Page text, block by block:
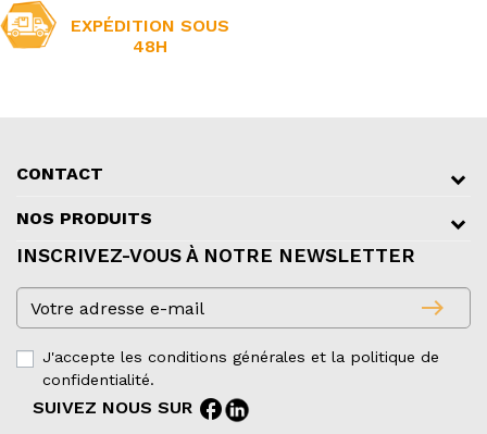
EXPÉDITION SOUS
48H
CONTACT
NOS PRODUITS
INSCRIVEZ-VOUS À NOTRE NEWSLETTER
east
J'accepte les conditions générales et la politique de
confidentialité.
SUIVEZ NOUS SUR facebook